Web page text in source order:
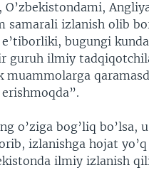
O’zbekistondami,
samarali izlanish olib
bugungi kunda
guruh ilmiy
muammolarga
o’ziga bog’liq bo’lsa,
izlanishga hojat yo’q
ilmiy izlanish